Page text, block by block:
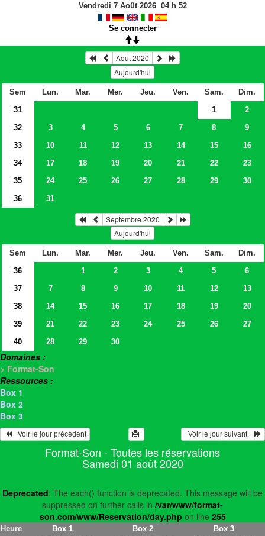
Vendredi 7 Août 2026 04h 52
Se connecter
Août 2020
Aujourd'hui
Sem Lun. Mar. Mer. Jeu. Ven. Sam.
Dim.
31
1
2
32
3 4 5 6 7 8
9
33
10 11 12 13 14 15
16
34
17 18 19 20 21 22
23
35
24 25 26 27 28 29
30
36
31
Septembre 2020
Aujourd'hui
Sem Lun. Mar. Mer. Jeu. Ven. Sam.
Dim.
36
1 2 3 4 5
6
37
7 8 9 10 11 12
13
38
14 15 16 17 18 19
20
39
21 22 23 24 25 26
27
40
28 29 30
Domaines :
> Format-Son
Ressources :
Box 1
Box 2
Box 3
   Voir le jour précédent
  Voir le jour suivant
Format-Son - Toutes les réservations
Samedi 01 août 2020
Deprecated: The each() function is deprecated. This message will be
suppressed on further calls in /var/www/format-
son.com/www/Reservation/day.php on line 255
Heure Box 1 Box 2 Box 3